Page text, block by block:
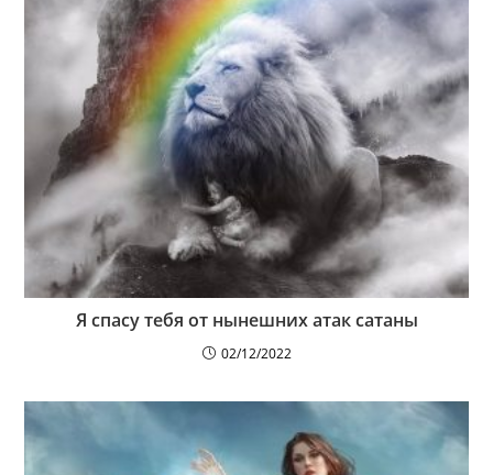
Я спасу тебя от нынешних атак сатаны
02/12/2022